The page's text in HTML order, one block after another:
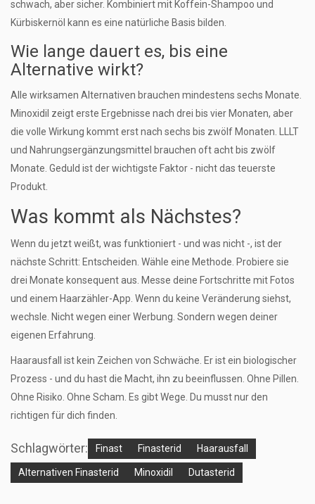
schwach, aber sicher. Kombiniert mit Koffein-Shampoo und
Kürbiskernöl kann es eine natürliche Basis bilden.
Wie lange dauert es, bis eine
Alternative wirkt?
Alle wirksamen Alternativen brauchen mindestens sechs Monate.
Minoxidil zeigt erste Ergebnisse nach drei bis vier Monaten, aber
die volle Wirkung kommt erst nach sechs bis zwölf Monaten. LLLT
und Nahrungsergänzungsmittel brauchen oft acht bis zwölf
Monate. Geduld ist der wichtigste Faktor - nicht das teuerste
Produkt.
Was kommt als Nächstes?
Wenn du jetzt weißt, was funktioniert - und was nicht -, ist der
nächste Schritt: Entscheiden. Wähle eine Methode. Probiere sie
drei Monate konsequent aus. Messe deine Fortschritte mit Fotos
und einem Haarzähler-App. Wenn du keine Veränderung siehst,
wechsle. Nicht wegen einer Werbung. Sondern wegen deiner
eigenen Erfahrung.
Haarausfall ist kein Zeichen von Schwäche. Er ist ein biologischer
Prozess - und du hast die Macht, ihn zu beeinflussen. Ohne Pillen.
Ohne Risiko. Ohne Scham. Es gibt Wege. Du musst nur den
richtigen für dich finden.
Schlagwörter: Finast Finasterid Haarausfall
Alternativen Finasterid Minoxidil Dutasterid